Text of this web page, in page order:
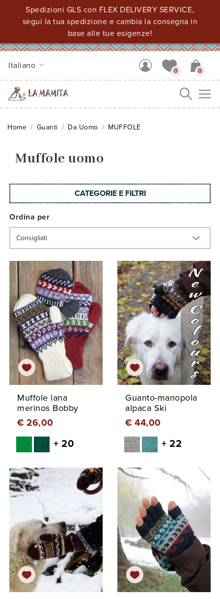
Spedizioni GLS con FLEX DELIVERY SERVICE,
segui la tua spedizione e cambia la consegna in
base alle tue esigenze!
Italiano
0 0
Home Guanti Da Uomo MUFFOLE
Muffole uomo
CATEGORIE E FILTRI
Ordina per
Muffole lana
merinos Bobby
€ 26,00
+ 20
Guanto-manopola
alpaca Ski
€ 44,00
+ 22